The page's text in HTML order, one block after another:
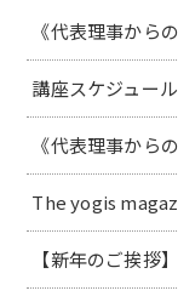
《代表理事から
講座スケジュー
《代表理事から
The yogis
【新年のご挨拶】